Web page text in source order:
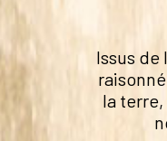
Issus
la